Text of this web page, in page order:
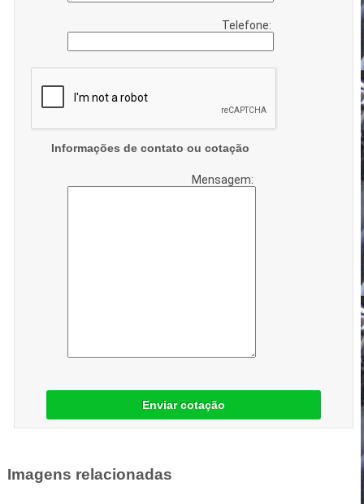
Telefone:
Informações de contato ou cotação
Mensagem:
Enviar cotação
Imagens relacionadas